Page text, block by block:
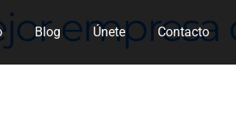
Blog Únete Contacto
empresa